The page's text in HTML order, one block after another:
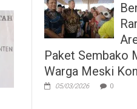
Paket Sembako
Warga Meski
05/03/2026 0